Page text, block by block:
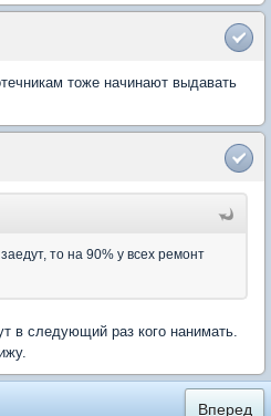
тоже начинают выдавать
то на 90% у всех ремонт
в следующий раз кого нанимать.
Вперед